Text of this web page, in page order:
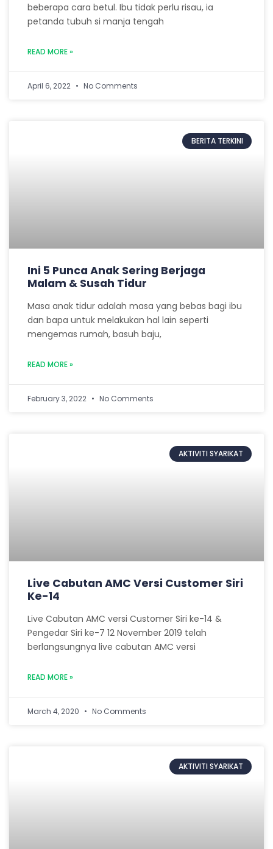
beberapa cara betul. Ibu tidak perlu risau, ia
petanda tubuh si manja tengah
READ MORE »
April 6, 2022 No Comments
BERITA TERKINI
Ini 5 Punca Anak Sering Berjaga
Malam & Susah Tidur
Masa anak tidur adalah masa yang bebas bagi ibu
dan bapa untuk melakukan hal lain seperti
mengemas rumah, basuh baju,
READ MORE »
February 3, 2022 No Comments
AKTIVITI SYARIKAT
Live Cabutan AMC Versi Customer Siri
Ke-14
Live Cabutan AMC versi Customer Siri ke-14 &
Pengedar Siri ke-7 12 November 2019 telah
berlangsungnya live cabutan AMC versi
READ MORE »
March 4, 2020 No Comments
AKTIVITI SYARIKAT